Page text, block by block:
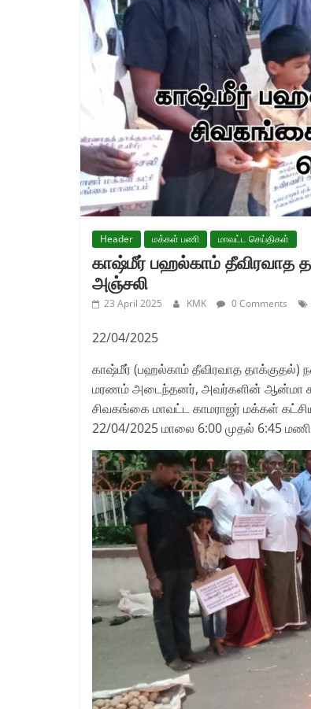
Header மக்கள் பணி மாவட்ட செய்திகள்
காஷ்மீர் பஹல்காம் தீவிரவாத
அஞ்சலி
23 April 2025 KMK 0 Comments
22/04/2025
காஷ்மீர் (பஹல்காம் தீவிரவாத தாக்குதல்)
மரணம் அடைந்தனர், அவர்களின் ஆன்மா
சிவகங்கை மாவட்ட காமராஜர் மக்கள்
22/04/2025 மாலை 6:00 முதல் 6:45